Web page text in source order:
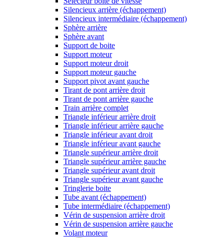
Silencieux arrière (échappement)
Silencieux intermédiaire (échappement)
Sphère arrière
Sphère avant
Support de boite
Support moteur
Support moteur droit
Support moteur gauche
Support pivot avant gauche
Tirant de pont arrière droit
Tirant de pont arrière gauche
Train arrière complet
Triangle inférieur arrière droit
Triangle inférieur arrière gauche
Triangle inférieur avant droit
Triangle inférieur avant gauche
Triangle supérieur arrière droit
Triangle supérieur arrière gauche
Triangle supérieur avant droit
Triangle supérieur avant gauche
Tringlerie boite
Tube avant (échappement)
Tube intermédiaire (échappement)
Vérin de suspension arrière droit
Vérin de suspension arrière gauche
Volant moteur